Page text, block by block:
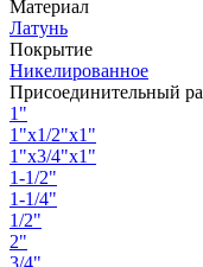
Материал
Латунь
Покрытие
Никелированное
Присоединительный
1"
1"x1/2"x1"
1"x3/4"x1"
1-1/2"
1-1/4"
1/2"
2"
3/4"